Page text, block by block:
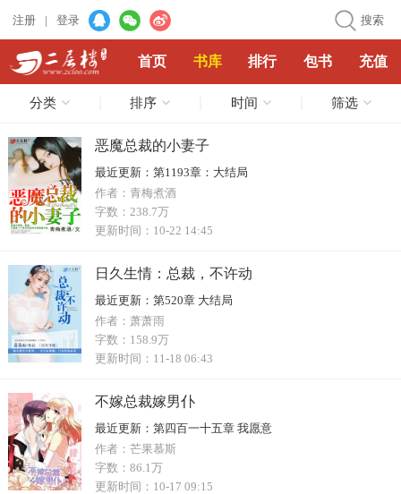
注册 | 登录 搜索
首页 书库 排行 包书 充值
分类 排序 时间 筛选
恶魔总裁的小妻子
最近更新： 第1193章：大结局
作者： 青梅煮酒
字数： 238.7万
更新时间： 10-22 14:45
日久生情：总裁，不许动
最近更新：
第520章 大结局
作者： 萧萧雨
字数： 158.9万
更新时间： 11-18 06:43
不嫁总裁嫁男仆
最近更新： 第四百一十五章 我愿意
作者： 芒果慕斯
字数： 86.1万
更新时间： 10-17 09:15